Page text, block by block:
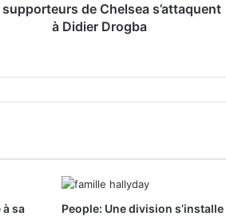
supporteurs de Chelsea s’attaquent
à Didier Drogba
sa
People: Une division s’installe